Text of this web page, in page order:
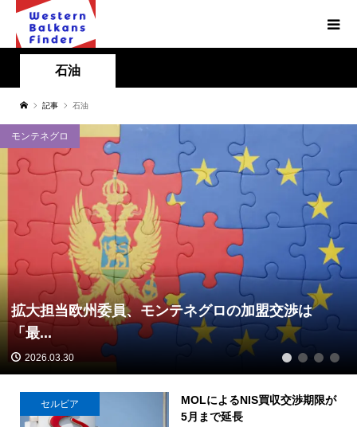
石油
記事 石油
モンテネグロ
拡大担当欧州委員、モンテネグロの加盟交渉は
「最...
2026.03.30 1 2 3 4
セルビア
MOLによるNIS買収交渉期限が
5月まで延長